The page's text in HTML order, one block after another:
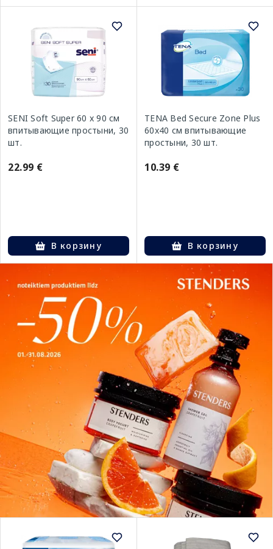
SENI Soft Super 60 x 90 см
впитывающие простыни, 30
шт.
22.99 €
В корзину
TENA Bed Secure Zone Plus
60x40 см впитывающие
простыни, 30 шт.
10.39 €
В корзину